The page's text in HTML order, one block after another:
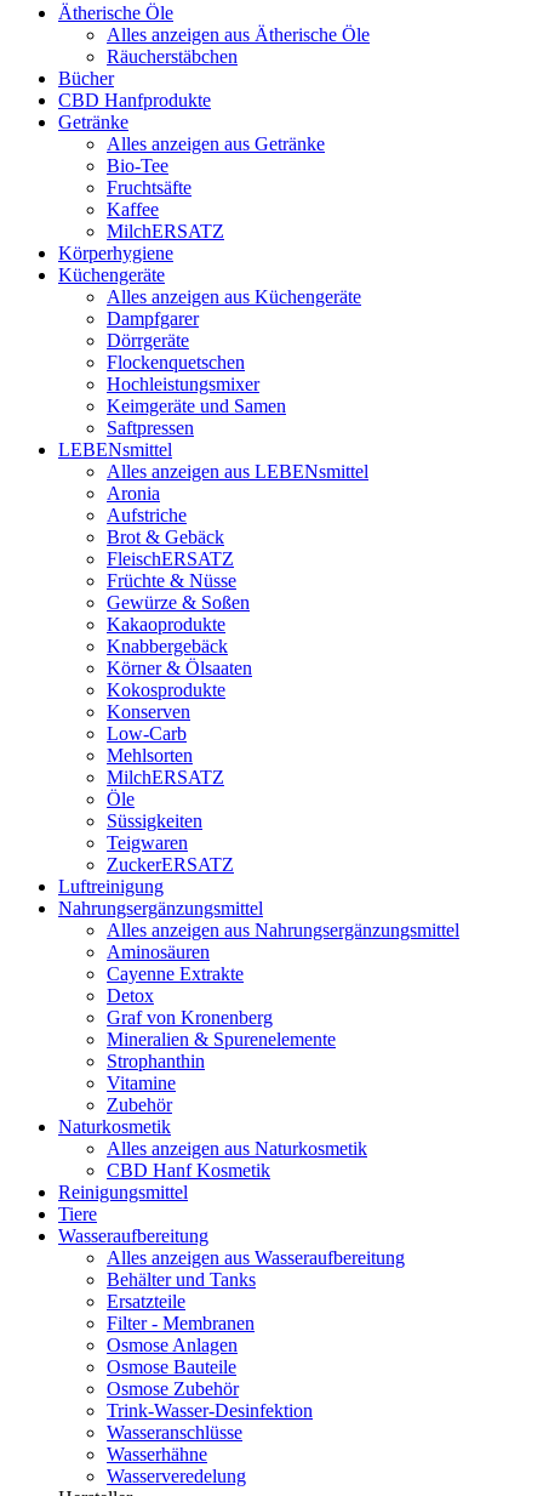
Ätherische Öle
Alles anzeigen aus Ätherische Öle
Räucherstäbchen
Bücher
CBD Hanfprodukte
Getränke
Alles anzeigen aus Getränke
Bio-Tee
Fruchtsäfte
Kaffee
MilchERSATZ
Körperhygiene
Küchengeräte
Alles anzeigen aus Küchengeräte
Dampfgarer
Dörrgeräte
Flockenquetschen
Hochleistungsmixer
Keimgeräte und Samen
Saftpressen
LEBENsmittel
Alles anzeigen aus LEBENsmittel
Aronia
Aufstriche
Brot & Gebäck
FleischERSATZ
Früchte & Nüsse
Gewürze & Soßen
Kakaoprodukte
Knabbergebäck
Körner & Ölsaaten
Kokosprodukte
Konserven
Low-Carb
Mehlsorten
MilchERSATZ
Öle
Süssigkeiten
Teigwaren
ZuckerERSATZ
Luftreinigung
Nahrungsergänzungsmittel
Alles anzeigen aus Nahrungsergänzungsmittel
Aminosäuren
Cayenne Extrakte
Detox
Graf von Kronenberg
Mineralien & Spurenelemente
Strophanthin
Vitamine
Zubehör
Naturkosmetik
Alles anzeigen aus Naturkosmetik
CBD Hanf Kosmetik
Reinigungsmittel
Tiere
Wasseraufbereitung
Alles anzeigen aus Wasseraufbereitung
Behälter und Tanks
Ersatzteile
Filter - Membranen
Osmose Anlagen
Osmose Bauteile
Osmose Zubehör
Trink-Wasser-Desinfektion
Wasseranschlüsse
Wasserhähne
Wasserveredelung